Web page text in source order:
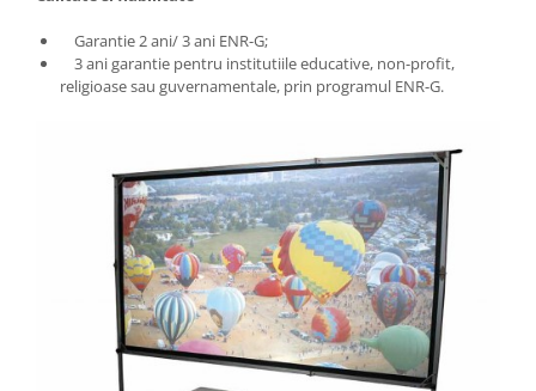
Garantie 2 ani/ 3 ani ENR-G;
3 ani garantie pentru institutiile educative, non-profit,
religioase sau guvernamentale, prin programul ENR-G.